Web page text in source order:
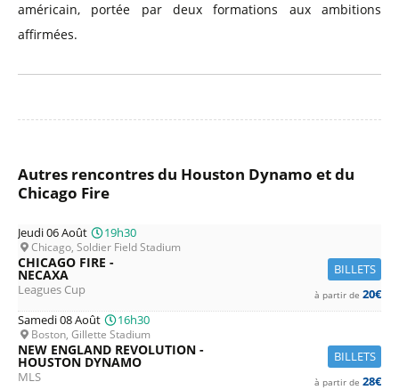
américain, portée par deux formations aux ambitions
affirmées.
Autres rencontres du Houston Dynamo et du
Chicago Fire
Jeudi 06 Août 19h30
Chicago, Soldier Field Stadium
BILLETS
CHICAGO FIRE -
NECAXA
Leagues Cup à partir de 20€
Samedi 08 Août
16h30
Boston, Gillette Stadium
BILLETS
NEW ENGLAND REVOLUTION -
HOUSTON DYNAMO
MLS à partir de 28€